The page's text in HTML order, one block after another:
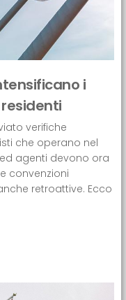
i
verifiche
che operano nel
agenti devono ora
convenzioni
retroattive. Ecco